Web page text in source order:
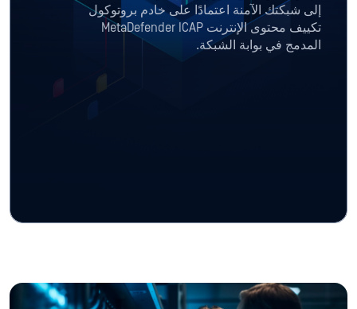
إلى شبكتك الآمنة اعتمادًا على خادم بروتوكول
تكييف محتوى الإنترنت MetaDefender ICAP
المدمج في بوابة الشبكة.